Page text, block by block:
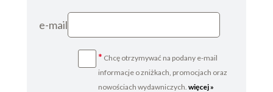
e-mail
* Chcę otrzymywać na podany e-mail
informacje o zniżkach, promocjach oraz
nowościach wydawniczych. więcej »